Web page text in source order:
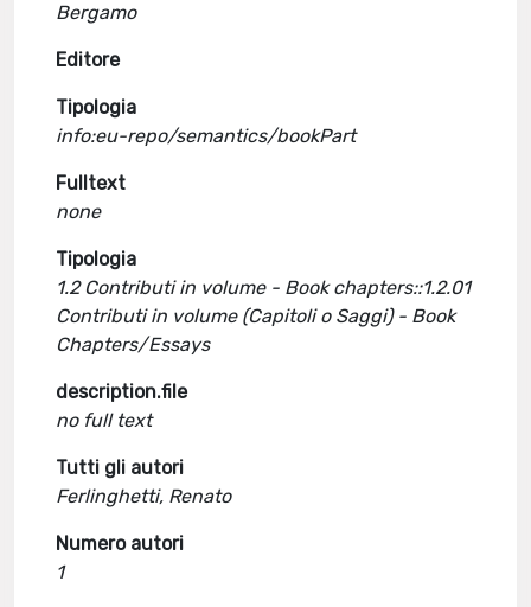
Bergamo
Editore
Tipologia
info:eu-repo/semantics/bookPart
Fulltext
none
Tipologia
1.2 Contributi in volume - Book chapters::1.2.01
Contributi in volume (Capitoli o Saggi) - Book
Chapters/Essays
description.file
no full text
Tutti gli autori
Ferlinghetti, Renato
Numero autori
1